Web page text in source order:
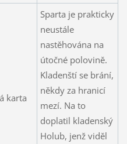
Sparta je prakticky
neustále
nastěhována na
útočné polovině.
Kladenští se brání,
někdy za hranicí
mezí. Na to
doplatil kladenský
Holub, jenž viděl